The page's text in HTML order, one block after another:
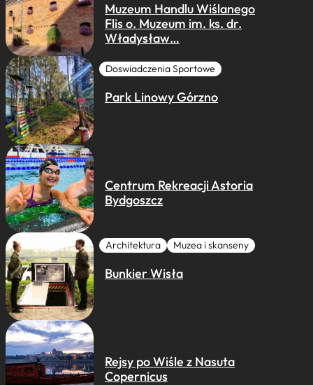
Muzeum Handlu Wiślanego
Flis o. Muzeum im. ks. dr.
Władysław…
Doswiadczenia Sportowe
Park Linowy Górzno
Centrum Rekreacji Astoria
Bydgoszcz
Architektura Muzea i skanseny
Bunkier Wisła
Rejsy po Wiśle z Nasuta
Copernicus